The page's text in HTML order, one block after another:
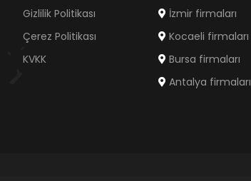
Gizlilik Politikası
Çerez Politikası
KVKK
İzmir firmaları
Kocaeli firmaları
Bursa firmaları
Antalya firmaları